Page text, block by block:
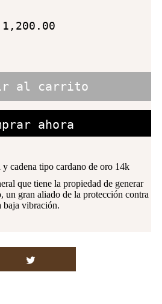
ahora
cadena tipo cardano de oro 14k
que tiene la propiedad de generar
un gran aliado de la protección contra
baja vibración.